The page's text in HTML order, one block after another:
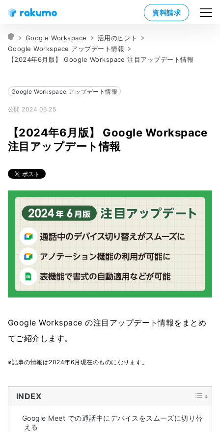
資料請求
Google Workspace
活用のヒント
Google Workspace アップデート情報
【2024年6月版】 Google Workspace 注目アップデート情報
Google Workspace アップデート情報
公開 2024.06.25
【2024年6月版】 Google Workspace
注目アップデート情報
Google Workspace の注目アップデート情報をまとめ
てご紹介します。
※記事の情報は2024年6月現在のものになります。
INDEX
Google Meet での通話中にデバイスをスムーズに切り替
える